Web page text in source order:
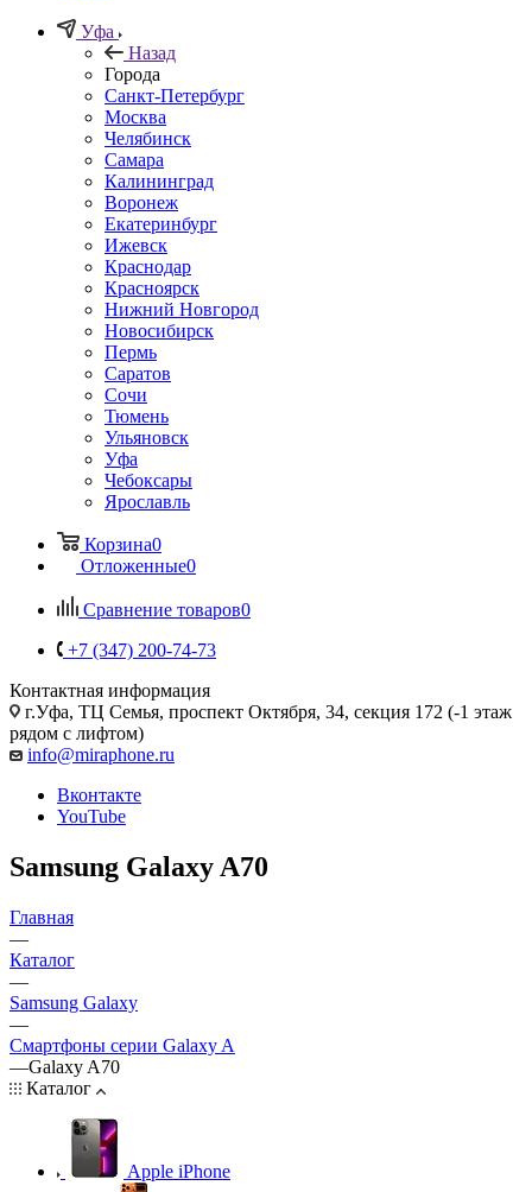
Уфа
Назад
Города
Санкт-Петербург
Москва
Челябинск
Самара
Калининград
Воронеж
Екатеринбург
Ижевск
Краснодар
Красноярск
Нижний Новгород
Новосибирск
Пермь
Саратов
Сочи
Тюмень
Ульяновск
Уфа
Чебоксары
Ярославль
Корзина0
Отложенные0
Сравнение товаров0
+7 (347) 200-74-73
Контактная информация
г.Уфа, ТЦ Семья, проспект Октября, 34, секция 172 (-1 этаж
рядом с лифтом)
info@miraphone.ru
Вконтакте
YouTube
Samsung Galaxy A70
Главная
—
Каталог
—
Samsung Galaxy
—
Смартфоны серии Galaxy A
—Galaxy A70
Каталог
Apple iPhone